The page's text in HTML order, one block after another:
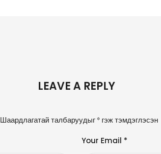
LEAVE A REPLY
Шаардлагатай талбаруудыг * гэж тэмдэглэсэн
Your Email *